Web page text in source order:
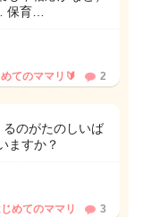
保育…
てのママリ🔰 2
のがたのしいば
ますか？
めてのママリ 3